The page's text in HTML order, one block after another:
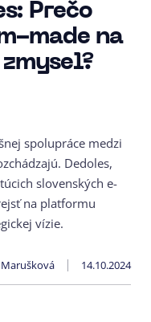
Prečo
made na
spolupráce medzi
Dedoles,
slovenských e-
na platformu
vízie.
14.10.2024